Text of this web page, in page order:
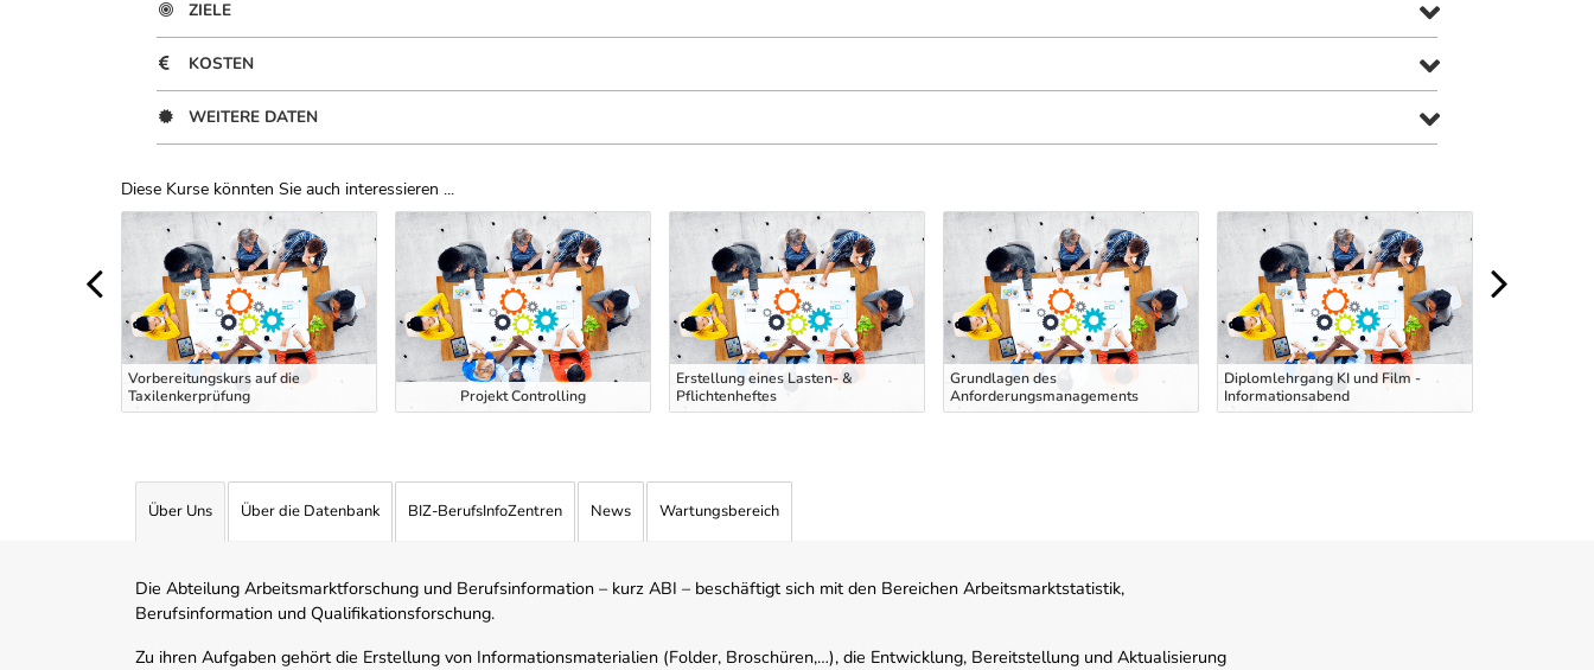
ZIELE
KOSTEN
WEITERE DATEN
Diese Kurse könnten Sie auch interessieren ...
Uber Weiterbildungsvorschläge
Vorbereitungskurs auf die
Taxilenkerprüfung
Projekt Controlling
Erstellung eines Lasten- &
Pflichtenheftes
Grundlagen des
Anforderungsmanagements
Diplomlehrgang KI und Film -
Informationsabend
Über Uns Über die Datenbank BIZ-BerufsInfoZentren News Wartungsbereich
Die Abteilung Arbeitsmarktforschung und Berufsinformation – kurz ABI – beschäftigt sich mit den Bereichen Arbeitsmarktstatistik,
Berufsinformation und Qualifikationsforschung.
Zu ihren Aufgaben gehört die Erstellung von Informationsmaterialien (Folder, Broschüren,…), die Entwicklung, Bereitstellung und Aktualisierung